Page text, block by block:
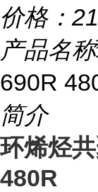
价格：
产品名称
690R
简介
环烯烃
480R